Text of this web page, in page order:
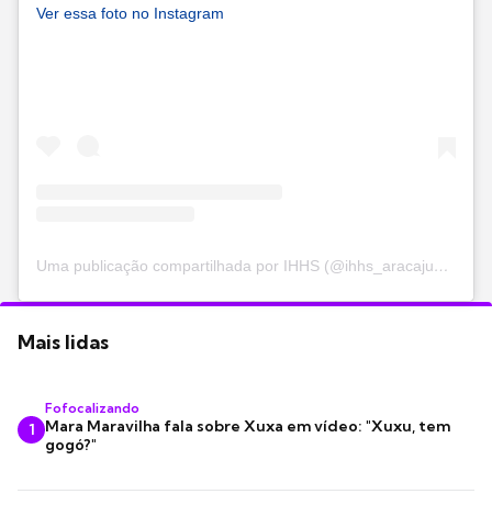
Ver essa foto no Instagram
Uma publicação compartilhada por IHHS (@ihhs_aracaju_sergipe)
Mais lidas
1
Fofocalizando
Mara Maravilha fala sobre Xuxa em vídeo: "Xuxu, tem
gogó?"